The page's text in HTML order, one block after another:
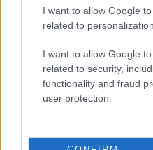
I want to allow Google
related to personalization.
I want to allow Google
related to security,
functionality and fraud
user protection.
Tarol a hőhullám